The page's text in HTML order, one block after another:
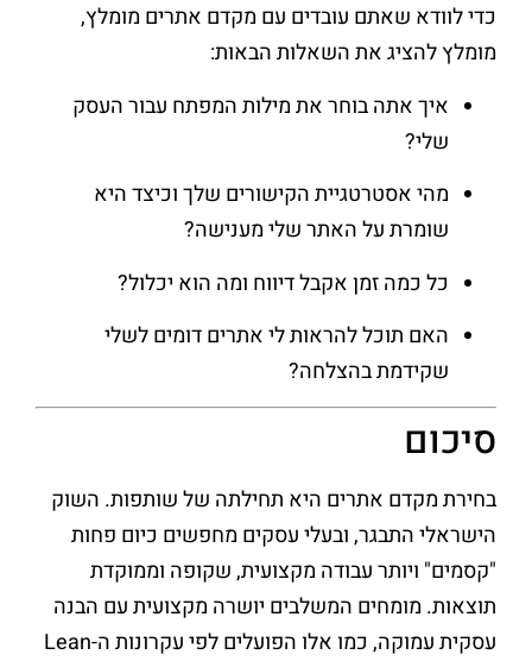
כדי לוודא שאתם עובדים עם מקדם אתרים מומלץ,
מומלץ להציג את השאלות הבאות:
איך אתה בוחר את מילות המפתח עבור העסק
שלי?
מהי אסטרטגיית הקישורים שלך וכיצד היא
שומרת על האתר שלי מענישה?
כל כמה זמן אקבל דיווח ומה הוא יכלול?
האם תוכל להראות לי אתרים דומים לשלי
שקידמת בהצלחה?
סיכום
בחירת מקדם אתרים היא תחילתה של שותפות. השוק
הישראלי התבגר, ובעלי עסקים מחפשים כיום פחות
"קסמים" ויותר עבודה מקצועית, שקופה וממוקדת
תוצאות. מומחים המשלבים יושרה מקצועית עם הבנה
עסקית עמוקה, כמו אלו הפועלים לפי עקרונות ה-Lean